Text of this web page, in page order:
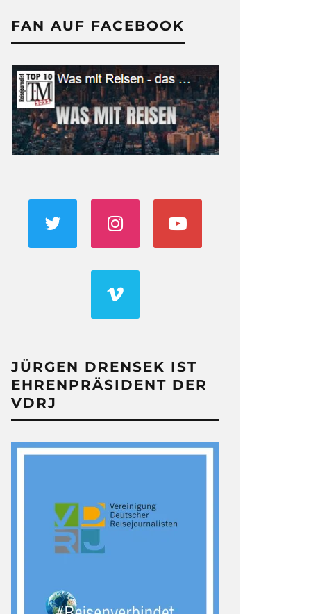
FAN AUF FACEBOOK
JÜRGEN DRENSEK IST
EHRENPRÄSIDENT DER
VDRJ